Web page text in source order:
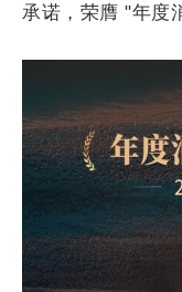
承诺，荣膺 "年度